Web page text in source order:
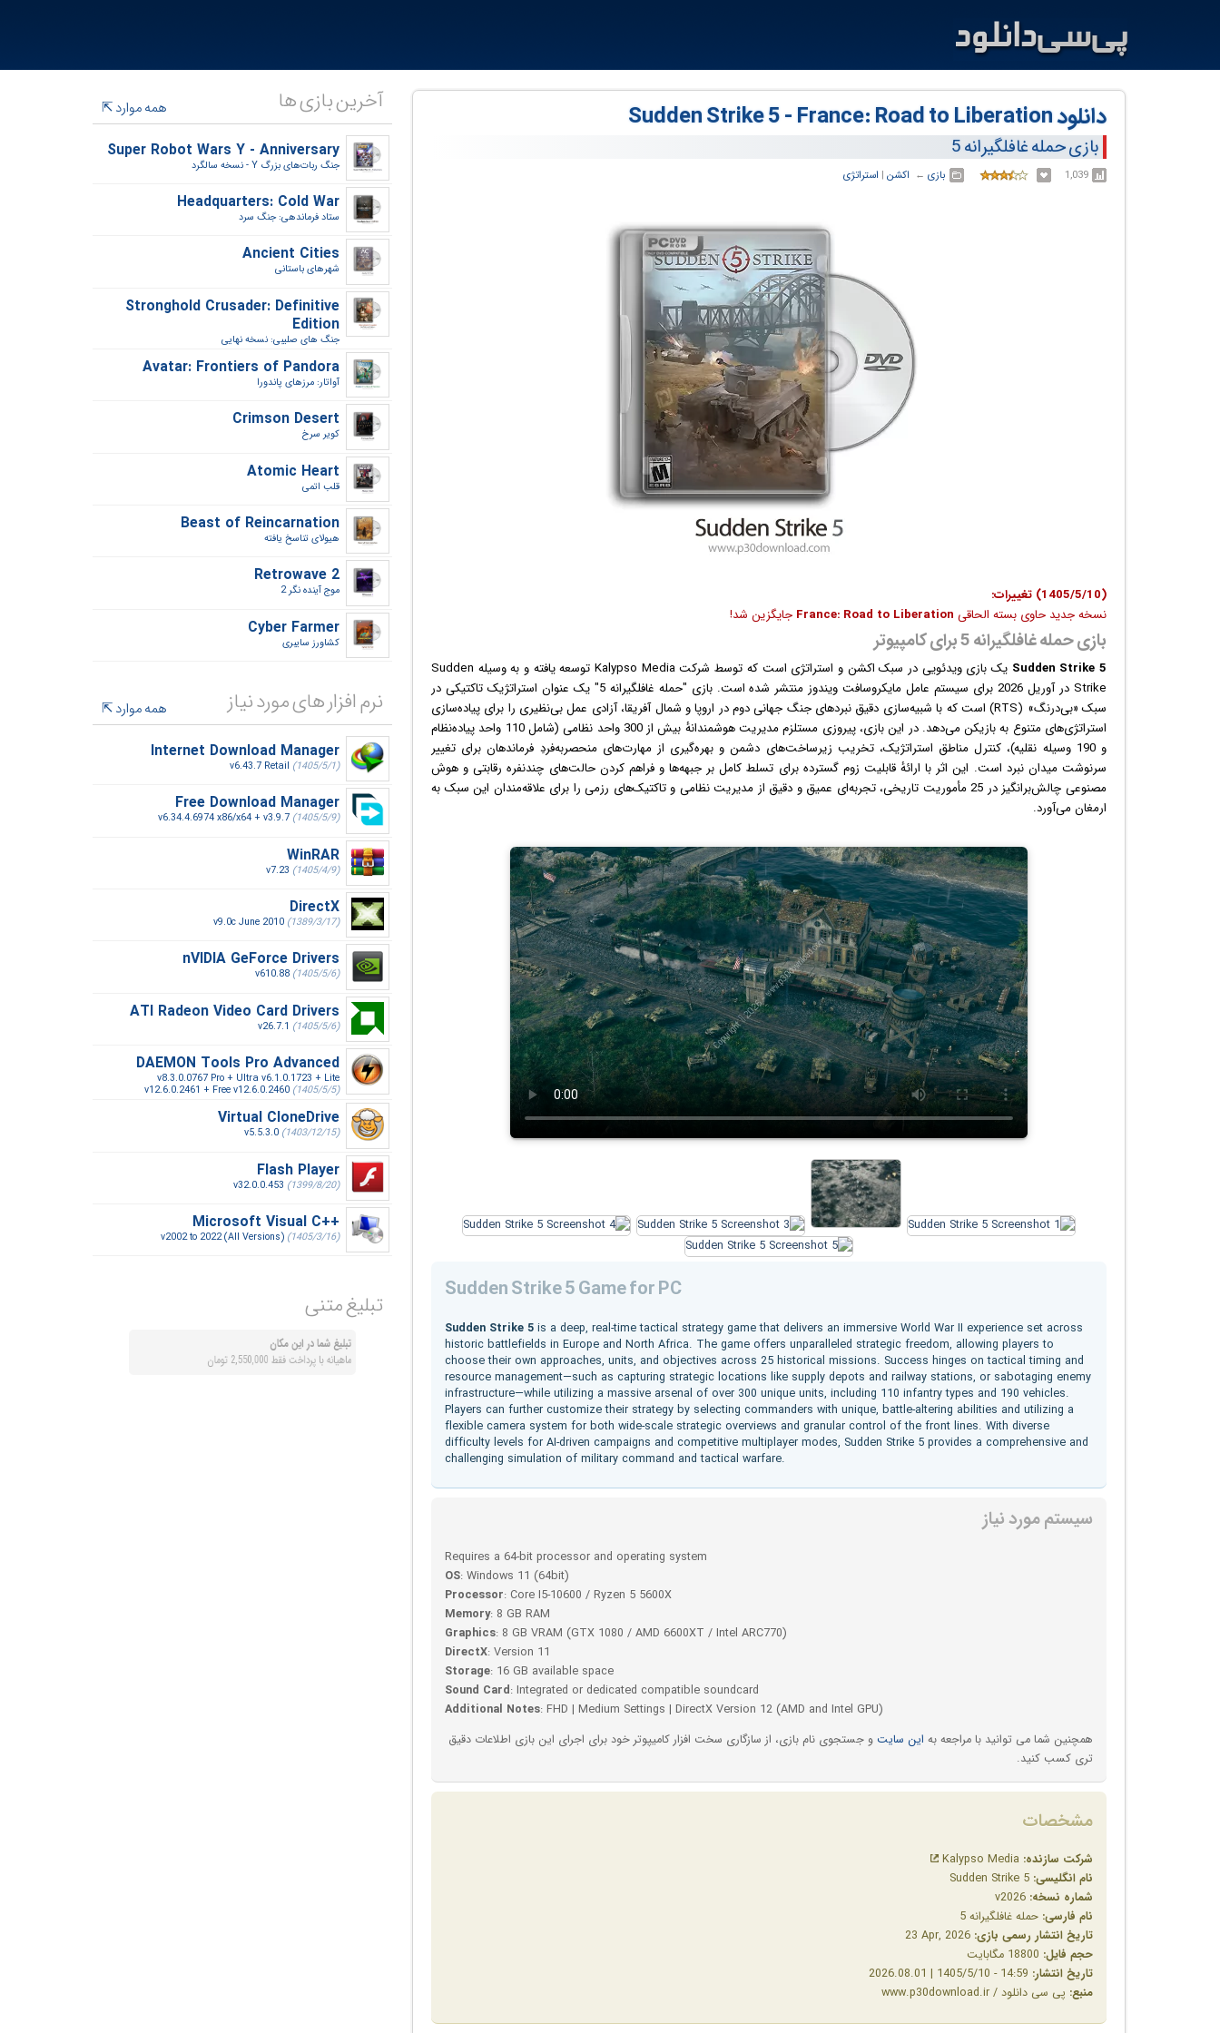
دانلود Sudden Strike 5 - France: Road to Liberation
بازی حمله غافلگیرانه 5
1,039 بازی ← ‏ اکشن ‏| استراتژی
(1405/5/10) تغییرات:
نسخه جدید حاوی بسته الحاقی France: Road to Liberation جایگزین شد!
بازی حمله غافلگیرانه 5 برای کامپیوتر
Sudden Strike 5 یکبازی
ویدئویی در سبک اکشن و استراتژی است که توسط شرکت Kalypso Media توسعه یافته و به وسیله Sudden
Strike در آوریل 2026 برای سیستم عامل مایکروسافت
ویندوز
منتشر شده است. بازی "حمله غافلگیرانه 5" یک عنوان استراتژیک تاکتیکی در
سبک «بی‌درنگ» (RTS) است که با شبیه‌سازی دقیق نبردهای جنگ جهانی دوم در اروپا و شمال آفریقا، آزادی عمل بی‌نظیری را برای پیاده‌سازی
استراتژی‌های متنوع به بازیکن می‌دهد. در این بازی، پیروزی مستلزم مدیریت هوشمندانهٔ بیش از 300 واحد نظامی (شامل 110 واحد پیاده‌نظام
و 190 وسیله نقلیه)، کنترل مناطق استراتژیک، تخریب زیرساخت‌های دشمن و بهره‌گیری از مهارت‌های منحصربه‌فردِ فرماندهان برای تغییر
سرنوشت میدان نبرد است. این اثر با ارائهٔ قابلیت زوم گسترده برای تسلط کامل بر جبهه‌ها و فراهم کردن حالت‌های چندنفره رقابتی و هوش
مصنوعی چالش‌برانگیز در 25 مأموریت تاریخی، تجربه‌ای عمیق و دقیق از مدیریت نظامی و تاکتیک‌های رزمی را برای علاقه‌مندان این سبک به
ارمغان می‌آورد.
Sudden Strike 5 Game for PC
Sudden Strike 5 is a deep, real-time tactical strategy game that delivers an immersive World War II experience set across
historic battlefields in Europe and North Africa. The game offers unparalleled strategic freedom, allowing players to
choose their own approaches, units, and objectives across 25 historical missions. Success hinges on tactical timing and
resource management—such as capturing strategic locations like supply depots and railway stations, or sabotaging enemy
infrastructure—while utilizing a massive arsenal of over 300 unique units, including 110 infantry types and 190 vehicles.
Players can further customize their strategy by selecting commanders with unique, battle-altering abilities and utilizing a
flexible camera system for both wide-scale strategic overviews and granular control of the front lines. With diverse
difficulty levels for AI-driven campaigns and competitive multiplayer modes, Sudden Strike 5 provides a comprehensive and
challenging simulation of military command and tactical warfare.
سیستم مورد نیاز
Requires a 64-bit processor and operating system
OS: Windows 11 (64bit)
Processor: Core I5-10600 / Ryzen 5 5600X
Memory: 8 GB RAM
Graphics: 8 GB VRAM (GTX 1080 / AMD 6600XT / Intel ARC770)
DirectX: Version 11
Storage: 16 GB available space
Sound Card: Integrated or dedicated compatible soundcard
Additional Notes: FHD | Medium Settings | DirectX Version 12 (AMD and Intel GPU)
همچنین شما می توانید با مراجعه به این سایت و جستجوی نام بازی، از سازگاری سخت افزار کامیپوتر خود برای اجرای این بازی اطلاعات دقیق
تری کسب کنید.
مشخصات
شرکت سازنده:
نام انگلیسی:
شماره نسخه:
نام فارسی: حمله غافلگیرانه 5
تاریخ انتشار رسمی بازی:
حجم فایل:
تاریخ انتشار:
منبع: پی سی دانلود / www.p30download.ir
آخرین بازی ها
همه موارد
Super Robot Wars Y - Anniversary
جنگ ربات‌های بزرگ Y - نسخه سالگرد‎
Headquarters: Cold War
ستاد فرماندهی: جنگ سرد‎
Ancient Cities
شهرهای باستانی‎
Stronghold Crusader: Definitive
Edition
جنگ های صلیبی: نسخه نهایی‎
Avatar: Frontiers of Pandora
آواتار: مرزهای پاندورا‎
Crimson Desert
کویر سرخ‎
Atomic Heart
قلب اتمی‎
Beast of Reincarnation
هیولای تناسخ یافته‎
Retrowave 2
موج آینده نگر 2‎
Cyber Farmer
کشاورز سایبری‎
نرم افزار های مورد نیاز
همه موارد
Internet Download Manager
v6.43.7 Retail (1405/5/1)
Free Download Manager
v6.34.4.6974 x86/x64 + v3.9.7 (1405/5/9)
WinRAR
v7.23 (1405/4/9)
DirectX
v9.0c June 2010 (1389/3/17)
nVIDIA GeForce Drivers
v610.88 (1405/5/6)
ATI Radeon Video Card Drivers
v26.7.1 (1405/5/6)
DAEMON Tools Pro Advanced
v8.3.0.0767 Pro + Ultra v6.1.0.1723 + Lite
v12.6.0.2461 + Free v12.6.0.2460 (1405/5/5)
Virtual CloneDrive
v5.5.3.0 (1403/12/15)
Flash Player
v32.0.0.453 (1399/8/20)
Microsoft Visual C++‎
v2002 to 2022 (All Versions) (1405/3/16)
تبلیغ متنی
تبلیغ شما در این مکان
ماهیانه با پرداخت فقط 2,550,000 تومان